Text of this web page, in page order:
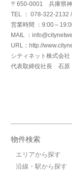
〒650-0001 兵庫県神
TEL ： 078-322-2132
営業時間 ：9:00～
MAIL ：
URL：http://
シティネット株式会社
代表取締役社長 石
物件検索
エリアから探す
沿線・駅から探す